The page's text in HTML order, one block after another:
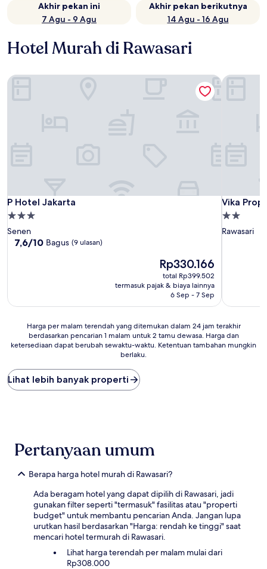
Akhir pekan ini
7 Agu - 9 Agu
Akhir pekan berikutnya
14 Agu - 16 Agu
Hotel Murah di Rawasari
P Hotel Jakarta
P Hotel Jakarta
Properti
bintang
3.0
Senen
7.6
7,6/10 Bagus (9 ulasan)
Harga
sekarang
Rp330.166
Rp330.166
total Rp399.502
termasuk pajak & biaya lainnya
6 Sep - 7 Sep
P Hotel Jakarta
Vika
Vika
Properti
bintang
Rawasari
Vika
Harga
malam
yang
ditemukan
dalam
pencarian
untuk
dewasa.
ketersediaan
Harga per malam terendah yang ditemukan dalam 24 jam terakhir
berdasarkan pencarian 1 malam untuk 2 tamu dewasa. Harga dan
ketersediaan dapat berubah sewaktu-waktu. Ketentuan tambahan mungkin
berlaku.
Lihat lebih banyak properti
Pertanyaan umum
Berapa harga hotel murah di Rawasari?
Ada beragam hotel yang dapat dipilih di Rawasari, jadi
gunakan filter seperti "termasuk" fasilitas atau "properti
budget" untuk membantu pencarian Anda. Jangan lupa
urutkan hasil berdasarkan "Harga: rendah ke tinggi" saat
mencari hotel termurah di Rawasari.
Lihat harga terendah per malam mulai dari
Rp308.000